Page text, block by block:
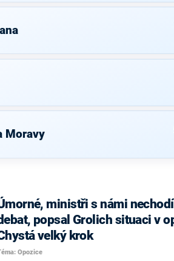
Moravy
ministři s námi
popsal Grolich situaci v
velký krok
Opozice